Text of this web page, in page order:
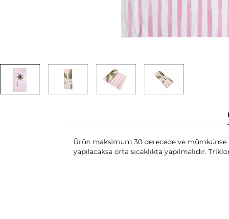
Ürün maksimum 30 derecede ve mümkünse
yapılacaksa orta sıcaklıkta yapılmalıdır.